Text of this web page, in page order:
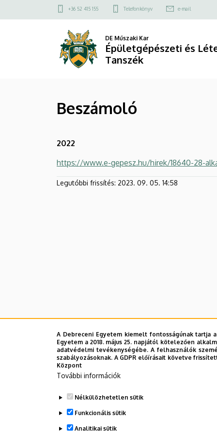
Beszámoló
Épületgépészeti
Tanszék
a
Felső
menü
+36 52 415 155 Telefonkönyv e-mail
DE Műszaki Kar
Épületgépészeti és
Tanszék
Beszámoló
2022
https://www.e-gepesz.hu/hirek/18640-28-
Legutóbbi frissítés: 2023. 09. 05. 14:58
A Debreceni Egyetem kiemelt fontosságúnak
Egyetem a 2018. május 25. napjától kötelezően
adatvédelmi tevékenységébe. A felhasználók
szabályozásoknak. A GDPR előírásait követve
Központ
További információk
Nélkülözhetetlen sütik
Funkcionális sütik
Analitikai sütik